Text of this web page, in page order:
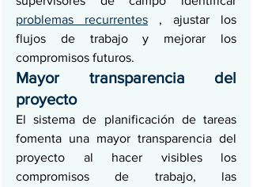
problemas recurrentes , ajustar los
flujos de trabajo y mejorar los
compromisos futuros.
Mayor transparencia del
proyecto
El sistema de planificación de tareas
fomenta una mayor transparencia del
proyecto al hacer visibles los
compromisos de trabajo, las